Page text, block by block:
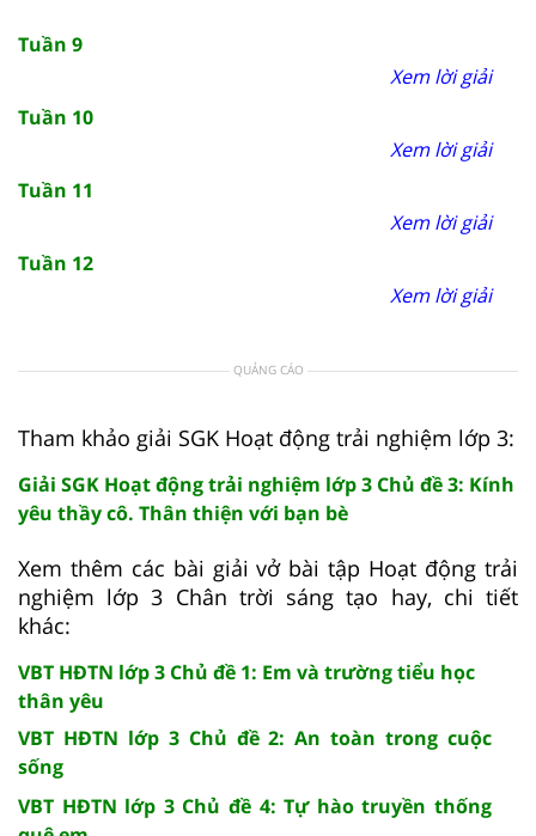
Tuần 9
Xem lời giải
Tuần 10
Xem lời giải
Tuần 11
Xem lời giải
Tuần 12
Xem lời giải
QUẢNG CÁO
Tham khảo giải SGK Hoạt động trải nghiệm lớp 3:
Giải SGK Hoạt động trải nghiệm lớp 3 Chủ đề 3: Kính
yêu thầy cô. Thân thiện với bạn bè
Xem thêm các bài giải vở bài tập Hoạt động trải
nghiệm lớp 3 Chân trời sáng tạo hay, chi tiết
khác:
VBT HĐTN lớp 3 Chủ đề 1: Em và trường tiểu học
thân yêu
VBT HĐTN lớp 3 Chủ đề 2: An toàn trong cuộc
sống
VBT HĐTN lớp 3 Chủ đề 4: Tự hào truyền thống